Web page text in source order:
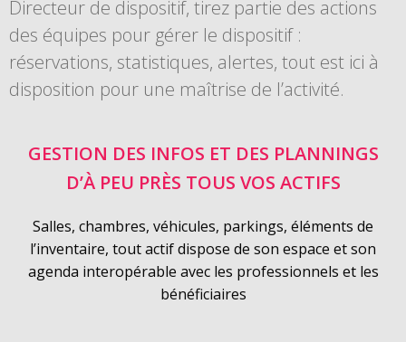
Directeur de dispositif, tirez partie des actions
des équipes pour gérer le dispositif :
réservations, statistiques, alertes, tout est ici à
disposition pour une maîtrise de l’activité.
GESTION DES INFOS ET DES PLANNINGS
D’À PEU PRÈS TOUS VOS ACTIFS
Salles, chambres, véhicules, parkings, éléments de
l’inventaire, tout actif dispose de son espace et son
agenda interopérable avec les professionnels et les
bénéficiaires